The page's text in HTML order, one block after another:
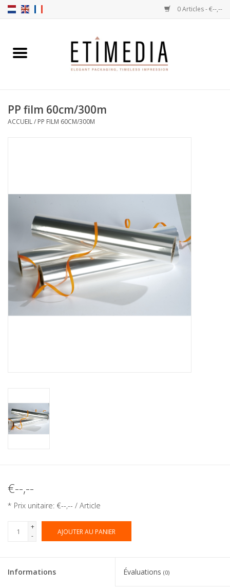
0 Articles - €--,--
Accueil
Transparantes
Articles à remplir
Fleurs & deco
Cabas
Nouveautés 2026
Catalogue: boîtes de luxe
PP film 60cm/300m
ACCUEIL/ PP FILM 60CM/300M
€--,--
* Prix unitaire: €--,-- / Article
+
-
AJOUTER AU PANIER
Informations Évaluations (0)